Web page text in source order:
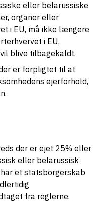
eller belarussiske
organer eller
i EU, må ikke længere
i EU,
blive tilbagekaldt.
er forpligtet til at
ejerforhold,
der er ejet 25% eller
eller belarussisk
et statsborgerskab
fra reglerne.